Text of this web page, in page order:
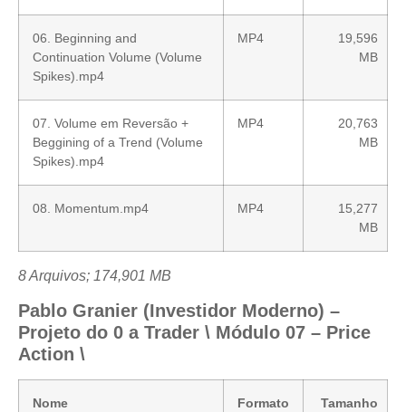
06. Beginning and
Continuation Volume (Volume
Spikes).mp4
MP4
19,596
MB
07. Volume em Reversão +
Beggining of a Trend (Volume
Spikes).mp4
MP4
20,763
MB
08. Momentum.mp4 MP4
15,277
MB
8 Arquivos; 174,901 MB
Pablo Granier (Investidor Moderno) –
Projeto do 0 a Trader \ Módulo 07 – Price
Action \
Nome Formato Tamanho